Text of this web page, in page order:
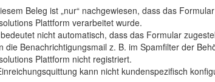
Beleg ist „nur“ nachgewiesen, dass das
Plattform verarbeitet wurde.
nicht automatisch, dass das Formular
die Benachrichtigungsmail z. B. im Spamfilter der
Plattform nicht registriert.
kann nicht kundenspezifisch